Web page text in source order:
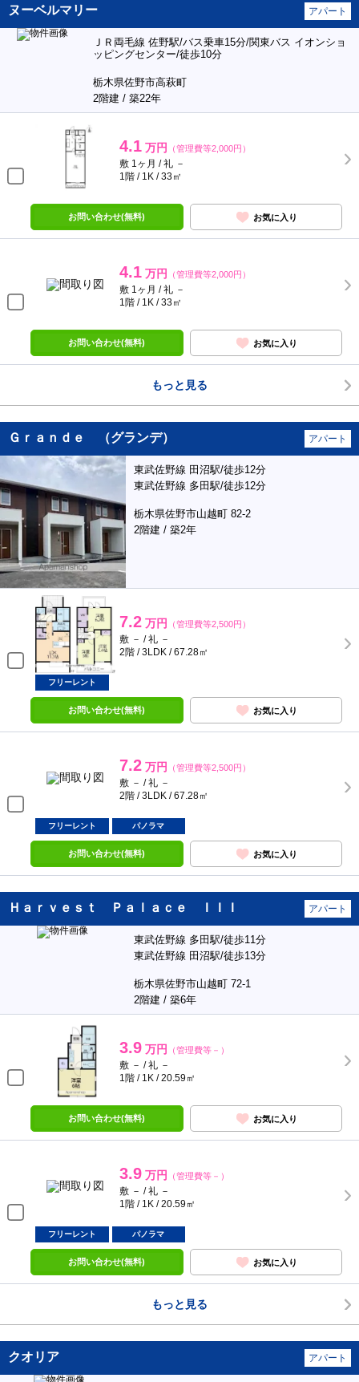
ヌーベルマリー アパート
ＪＲ両毛線 佐野駅/バス乗車15分/関東バス イオンショ
ッピングセンター/徒歩10分
栃木県佐野市高萩町
2階建 / 築22年
4.1 万円 （管理費等2,000円）
敷 1ヶ月 / 礼 －
1階 / 1K / 33㎡
お問い合わせ(無料) お気に入り
4.1 万円 （管理費等2,000円）
敷 1ヶ月 / 礼 －
1階 / 1K / 33㎡
お問い合わせ(無料) お気に入り
もっと見る
Ｇｒａｎｄｅ （グランデ） アパート
東武佐野線 田沼駅/徒歩12分
東武佐野線 多田駅/徒歩12分
栃木県佐野市山越町 82-2
2階建 / 築2年
7.2 万円 （管理費等2,500円）
敷 － / 礼 －
2階 / 3LDK / 67.28㎡
フリーレント
お問い合わせ(無料) お気に入り
7.2 万円 （管理費等2,500円）
敷 － / 礼 －
2階 / 3LDK / 67.28㎡
フリーレント パノラマ
お問い合わせ(無料) お気に入り
Ｈａｒｖｅｓｔ Ｐａｌａｃｅ ＩＩＩ アパート
東武佐野線 多田駅/徒歩11分
東武佐野線 田沼駅/徒歩13分
栃木県佐野市山越町 72-1
2階建 / 築6年
3.9 万円 （管理費等－）
敷 － / 礼 －
1階 / 1K / 20.59㎡
お問い合わせ(無料) お気に入り
3.9 万円 （管理費等－）
敷 － / 礼 －
1階 / 1K / 20.59㎡
フリーレント パノラマ
お問い合わせ(無料) お気に入り
もっと見る
クオリア アパート